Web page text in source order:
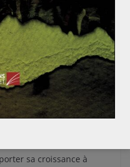
0 Comments
Chine
sa croissance à